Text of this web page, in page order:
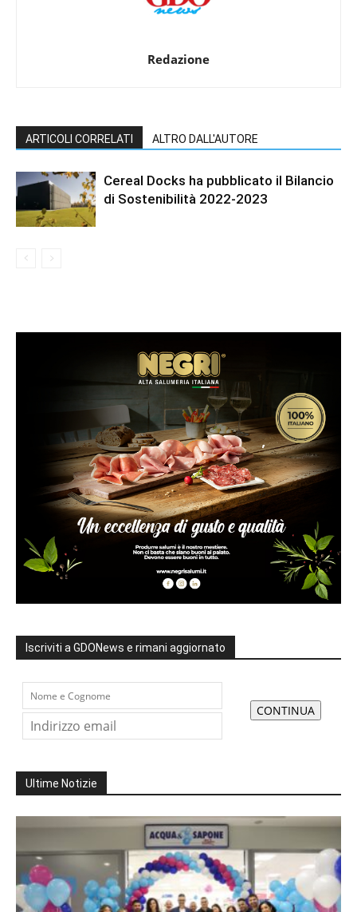
Redazione
ARTICOLI CORRELATI ALTRO DALL'AUTORE
Cereal Docks ha pubblicato il Bilancio
di Sostenibilità 2022-2023
Iscriviti a GDONews e rimani aggiornato
Ultime Notizie